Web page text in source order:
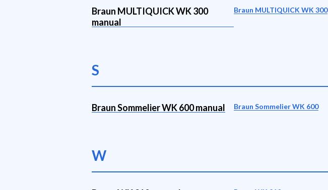
Braun MULTIQUICK WK 300
manual
Braun MULTIQUICK WK 300
S
Braun Sommelier WK 600 manual Braun Sommelier WK 600
W